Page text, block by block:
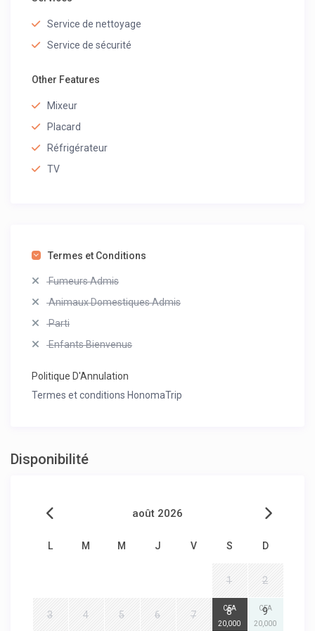
Service de nettoyage
Service de sécurité
Other Features
Mixeur
Placard
Réfrigérateur
TV
Termes et Conditions
Fumeurs Admis
Animaux Domestiques Admis
Parti
Enfants Bienvenus
Politique D'Annulation
Termes et conditions HonomaTrip
Disponibilité
août 2026
L M M J V S D
1 2
3 4 5 6 7 8
CFA
20,000
9
CFA
20,000